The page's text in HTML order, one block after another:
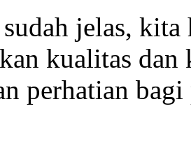
jelas,
kualitas dan
perhatian